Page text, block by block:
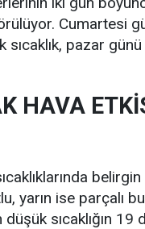
Cumartesi
sıcaklık, pazar
HAVA
yarın ise parçalı
sıcaklığın 19